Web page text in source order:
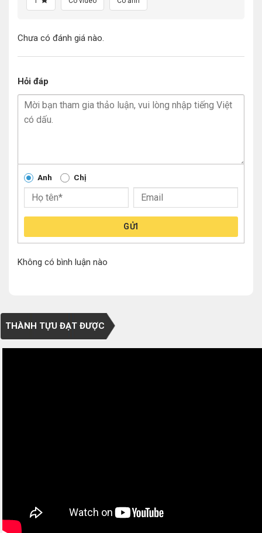
Chưa có đánh giá nào.
Hỏi đáp
Anh Chị
GỬI
Không có bình luận nào
THÀNH TỰU ĐẠT ĐƯỢC
(0 Reviews)